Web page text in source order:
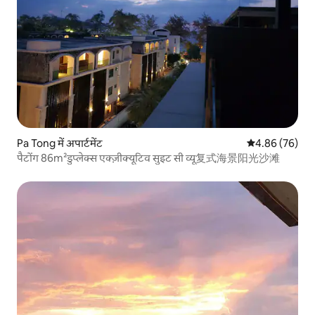
Pa Tong में अपार्टमेंट औसत रेटिंग 5 में
4.86 (76)
पैटोंग 86m²डुप्लेक्स एक्ज़ीक्यूटिव सुइट सी व्यू复式海景阳光沙滩